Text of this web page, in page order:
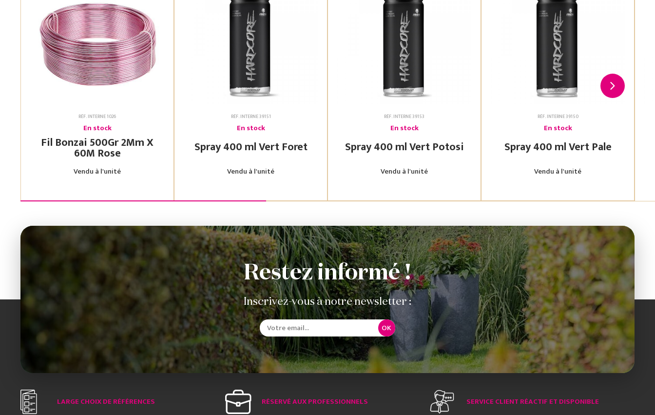
RÉF. INTERNE 1026
En stock
Fil Bonzai 500Gr 2Mm X
60M Rose
Vendu à l'unité
RÉF. INTERNE 39151
En stock
Spray 400 ml Vert Foret
Vendu à l'unité
RÉF. INTERNE 39153
En stock
Spray 400 ml Vert Potosi
Vendu à l'unité
RÉF. INTERNE 39150
En stock
Spray 400 ml Vert Pale
Vendu à l'unité
Restez informé !
Inscrivez-vous à notre newsletter :
OK
LARGE CHOIX DE RÉFÉRENCES RÉSERVÉ AUX PROFESSIONNELS SERVICE CLIENT RÉACTIF ET DISPONIBLE